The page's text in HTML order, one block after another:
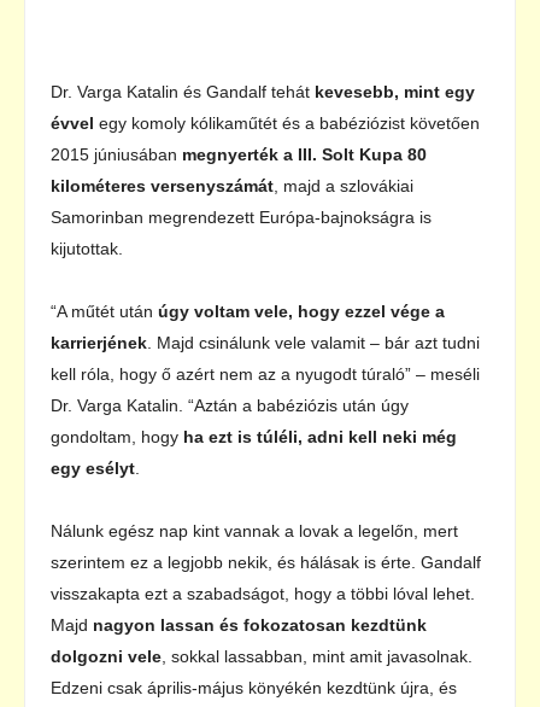
Dr. Varga Katalin és Gandalf tehát kevesebb, mint egy
évvel egy komoly kólikaműtét és a babéziózist követően
2015 júniusában megnyerték a III. Solt Kupa 80
kilométeres versenyszámát , majd a szlovákiai
Samorinban megrendezett Európa-bajnokságra is
kijutottak.
“A műtét után úgy voltam vele, hogy ezzel vége a
karrierjének . Majd csinálunk vele valamit – bár azt tudni
kell róla, hogy ő azért nem az a nyugodt túraló” – meséli
Dr. Varga Katalin. “Aztán a babéziózis után úgy
gondoltam, hogy ha ezt is túléli, adni kell neki még
egy esélyt
Nálunk egész nap kint vannak a lovak a legelőn, mert
szerintem ez a legjobb nekik, és hálásak is érte. Gandalf
visszakapta ezt a szabadságot, hogy a többi lóval lehet.
Majd nagyon lassan és fokozatosan kezdtünk
dolgozni vele , sokkal lassabban, mint amit javasolnak.
Edzeni csak április-május könyékén kezdtünk újra, és